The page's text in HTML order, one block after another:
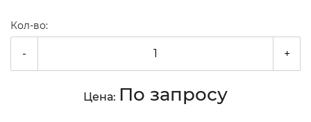
Кол-во:
- +
Цена: По запросу